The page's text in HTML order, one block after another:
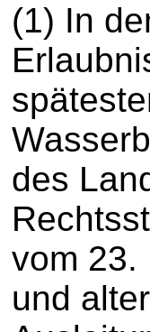
(1) In
des
vom 23.
und